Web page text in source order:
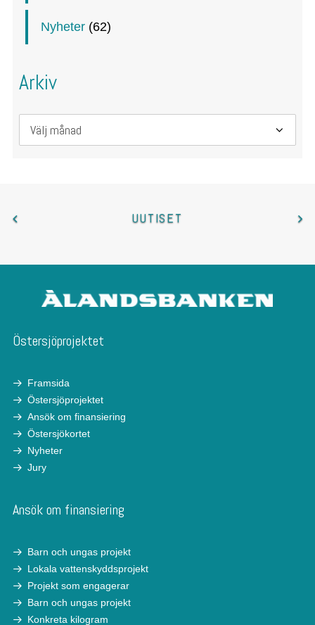
Nyheter (62)
Arkiv
Arkiv
UUTISET
Östersjöprojektet
Framsida
Östersjöprojektet
Ansök om finansiering
Östersjökortet
Nyheter
Jury
Ansök om finansiering
Barn och ungas projekt
Lokala vattenskyddsprojekt
Projekt som engagerar
Barn och ungas projekt
Konkreta kilogram